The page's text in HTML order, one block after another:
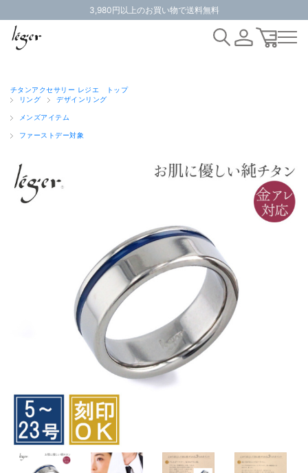
3,980円以上のお買い物で送料無料
チタンアクセサリー レジエ トップ
リング
デザインリング
メンズアイテム
ファーストデー対象